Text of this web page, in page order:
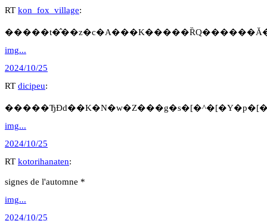
RT kon_fox_village:
img...
2024/10/25
RT dicipeu:
img...
2024/10/25
RT kotorihanaten:
signes de l'automne *
img...
2024/10/25